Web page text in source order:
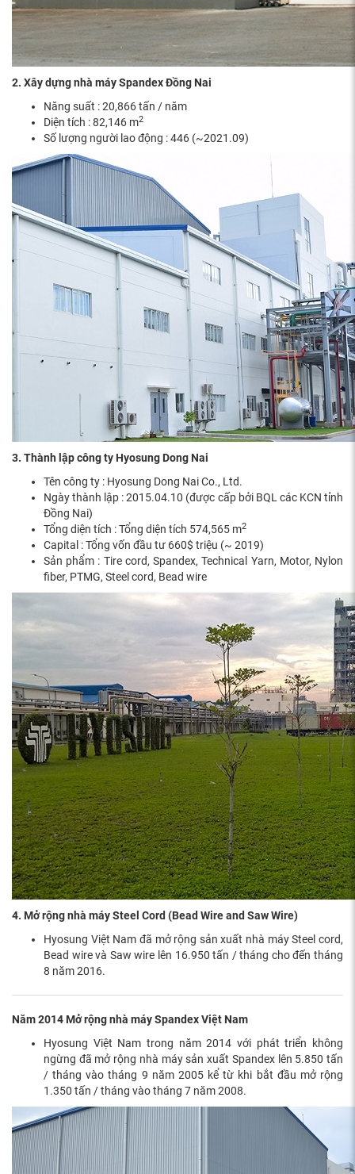
2. Xây dựng nhà máy Spandex Đồng Nai
Năng suất : 20,866 tấn / năm
Diện tích : 82,146 m2
Số lượng người lao động : 446 (~2021.09)
3. Thành lập công ty Hyosung Dong Nai
Tên công ty : Hyosung Dong Nai Co., Ltd.
Ngày thành lập : 2015.04.10 (được cấp bởi BQL các KCN tỉnh
Đồng Nai)
Tổng diện tích : Tổng diện tích 574,565 m2
Capital : Tổng vốn đầu tư 660$ triệu (~ 2019)
Sản phẩm : Tire cord, Spandex, Technical Yarn, Motor, Nylon
fiber, PTMG, Steel cord, Bead wire
4. Mở rộng nhà máy Steel Cord (Bead Wire and Saw Wire)
Hyosung Việt Nam đã mở rộng sản xuất nhà máy Steel cord,
Bead wire và Saw wire lên 16.950 tấn / tháng cho đến tháng
8 năm 2016.
Năm 2014 Mở rộng nhà máy Spandex Việt Nam
Hyosung Việt Nam trong năm 2014 với phát triển không
ngừng đã mở rộng nhà máy sản xuất Spandex lên 5.850 tấn
/ tháng vào tháng 9 năm 2005 kể từ khi bắt đầu mở rộng
1.350 tấn / tháng vào tháng 7 năm 2008.